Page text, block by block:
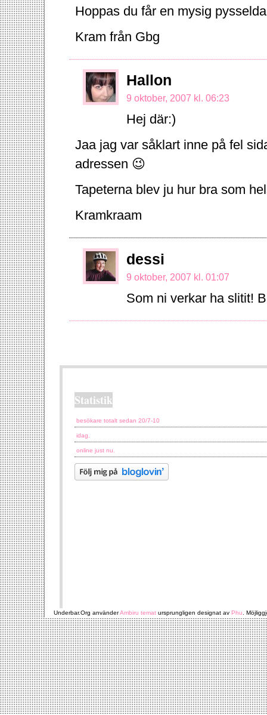
Hoppas du får en mysig
Kram från Gbg
Hallon
9 oktober, 2007 kl. 06:23
Hej där:)
Jaa jag var såklart inne på fel
adressen 😉
Tapeterna blev ju hur bra som
Kramkraam
dessi
9 oktober, 2007 kl. 01:07
Som ni verkar ha slitit!
Statistik
besökare totalt sedan 20/7-10
idag.
online just nu.
Underbar.Org använderAmbiru temat ursprungligen designat av Phu .